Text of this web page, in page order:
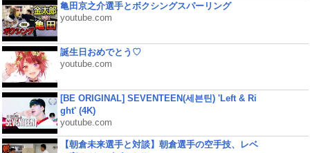
亀田京之介選手とボクシングスパーリング
youtube.com
誕生日おめでとう♡
youtube.com
[BE ORIGINAL] SEVENTEEN(세븐틴) 'Left & Ri
ght' (4K)
youtube.com
【朝倉未来選手と対談】朝倉選手の空手技、レベ